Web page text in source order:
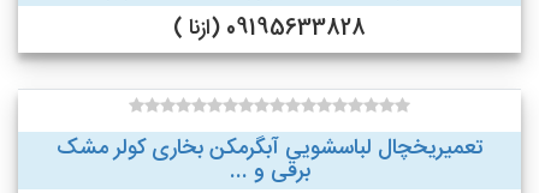
09195633828 (ازنا )
تعمیریخچال لباسشویی آبگرمکن بخاری کولر مشک
برقی و ...